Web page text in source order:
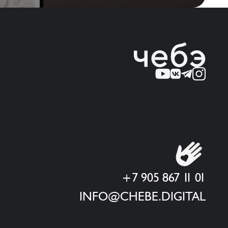
+7 905 867 11 01
INFO@CHEBE.DIGITAL